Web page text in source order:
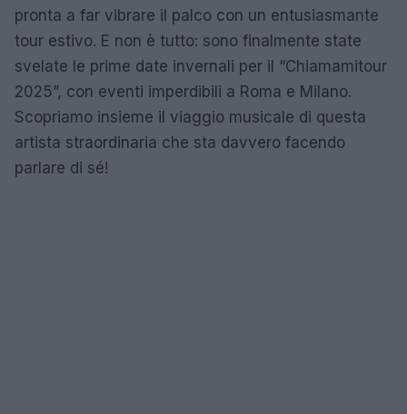
pronta a far vibrare il palco con un entusiasmante
tour estivo. E non è tutto: sono finalmente state
svelate le prime date invernali per il “Chiamamitour
2025”, con eventi imperdibili a Roma e Milano.
Scopriamo insieme il viaggio musicale di questa
artista straordinaria che sta davvero facendo
parlare di sé!